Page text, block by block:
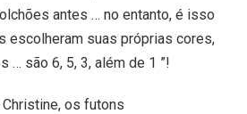
antes … no entanto, é isso
escolheram suas próprias cores,
… são 6, 5, 3, além de 1 ”!
os futons